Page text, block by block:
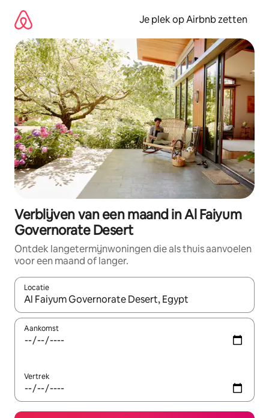
direct
naar
inhoud
Je plek op Airbnb zetten
Verblijven van een maand in Al Faiyum
Governorate Desert
Ontdek langetermijnwoningen die als thuis aanvoelen
voor een maand of langer.
Locatie
Wanneer er resultaten beschikbaar zijn, maak je een keuze
Aankomst
Vertrek